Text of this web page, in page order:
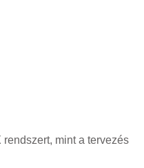
mint a tervezés